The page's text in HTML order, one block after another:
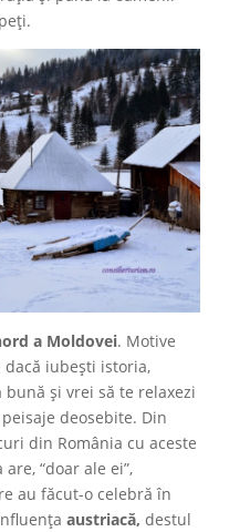
a Moldovei. Motive
iubești istoria,
şi vrei să te relaxezi
deosebite. Din
din România cu aceste
“doar ale ei”,
au făcut-o celebră în
austriacă, destul